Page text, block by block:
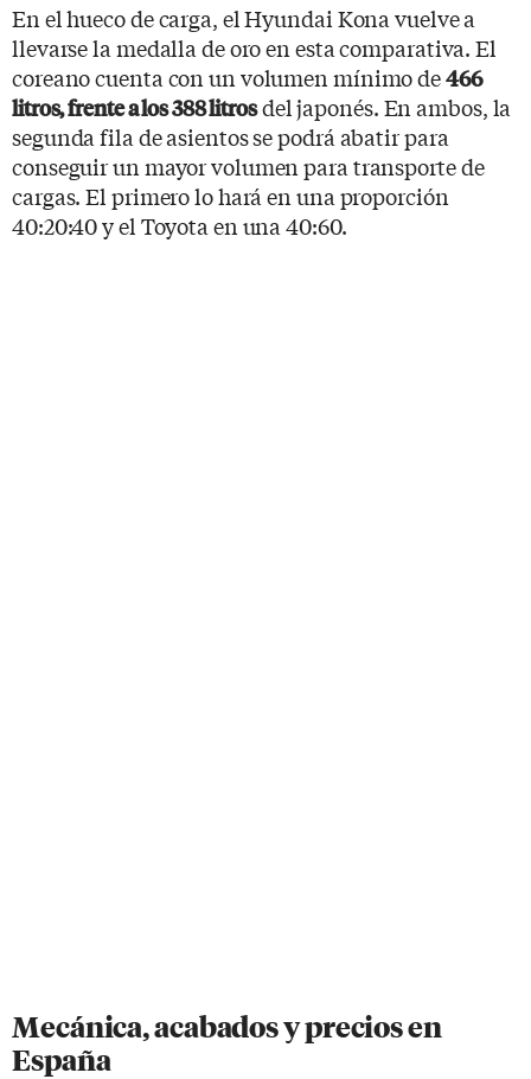
En el hueco de carga, el Hyundai Kona vuelve a
llevarse la medalla de oro en esta comparativa. El
coreano cuenta con un volumen mínimo de466
litros, frente a los 388 litrosdel japonés. En ambos, la
segunda fila de asientos se podrá abatir para
conseguir un mayor volumen para transporte de
cargas. El primero lo hará en una proporción
40:20:40 y el Toyota en una 40:60.
Mecánica, acabados y precios en
España